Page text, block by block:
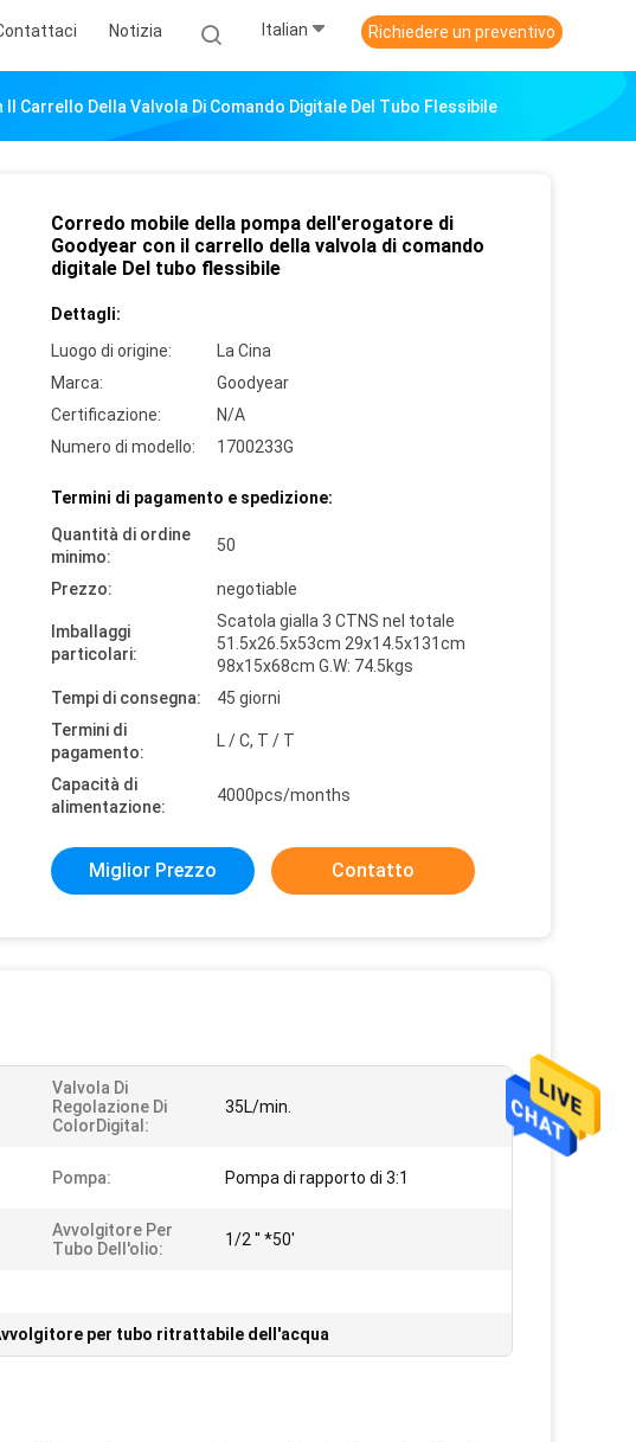
Notizia Italian Richiedere un preventivo
Carrello Della Valvola Di Comando Digitale Del Tubo Flessibile
Corredo mobile della pompa dell'erogatore di
Goodyear con il carrello della valvola di comando
digitale Del tubo flessibile
Dettagli:
Luogo di origine:
La Cina
Marca:
Goodyear
Certificazione:
N/A
Numero di modello:
1700233G
Termini di pagamento e spedizione:
Quantità di ordine
minimo:
50
Prezzo: negotiable
Imballaggi
particolari:
Scatola gialla 3 CTNS nel totale
51.5x26.5x53cm 29x14.5x131cm
98x15x68cm G.W: 74.5kgs
Tempi di consegna:
45 giorni
Termini di
pagamento:
L / C, T / T
Capacità di
alimentazione:
4000pcs/months
Miglior Prezzo Contatto
Valvola Di
Regolazione Di
ColorDigital:
35L/min.
Pompa: Pompa di rapporto di 3:1
Avvolgitore Per
Tubo Dell'olio:
1/2 '' *50'
per tubo ritrattabile dell'acqua